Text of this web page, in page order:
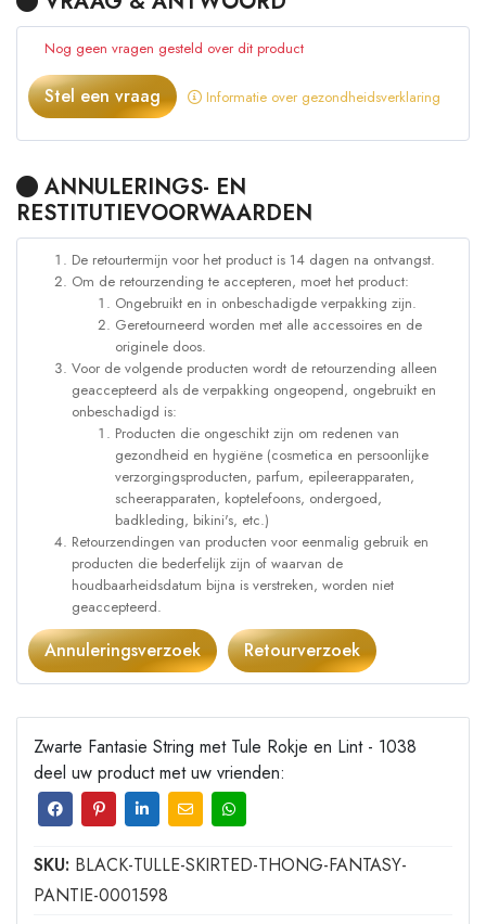
Nog geen vragen gesteld over dit product
Stel een vraag Informatie over gezondheidsverklaring
ANNULERINGS- EN
RESTITUTIEVOORWAARDEN
De retourtermijn voor het product is 14 dagen na ontvangst.
Om de retourzending te accepteren, moet het product:
Ongebruikt en in onbeschadigde verpakking zijn.
Geretourneerd worden met alle accessoires en de
originele doos.
Voor de volgende producten wordt de retourzending alleen
geaccepteerd als de verpakking ongeopend, ongebruikt en
onbeschadigd is:
Producten die ongeschikt zijn om redenen van
gezondheid en hygiëne (cosmetica en persoonlijke
verzorgingsproducten, parfum, epileerapparaten,
scheerapparaten, koptelefoons, ondergoed,
badkleding, bikini's, etc.)
Retourzendingen van producten voor eenmalig gebruik en
producten die bederfelijk zijn of waarvan de
houdbaarheidsdatum bijna is verstreken, worden niet
geaccepteerd.
Annuleringsverzoek Retourverzoek
Zwarte Fantasie String met Tule Rokje en Lint - 1038
deel uw product met uw vrienden:
SKU: BLACK-TULLE-SKIRTED-THONG-FANTASY-
PANTIE-0001598